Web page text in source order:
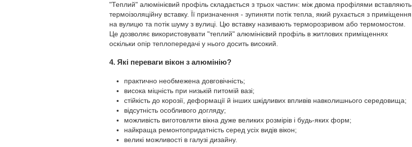
"Теплий" алюмінієвий профіль складається з трьох частин: між двома профілями вставляють
термоізоляційну вставку. Її призначення - зупиняти потік тепла, який рухається з приміщення
на вулицю та потік шуму з вулиці. Цю вставку називають терморозривом або термомостом.
Це дозволяє використовувати "теплий" алюмінієвий профіль в житлових приміщеннях
оскільки опір теплопередачі у нього досить високий.
4. Які переваги вікон з алюмінію?
практично необмежена довговічність;
висока міцність при низькій питомій вазі;
стійкість до корозії, деформації й інших шкідливих впливів навколишнього середовища;
відсутність особливого догляду;
можливість виготовляти вікна дуже великих розмірів і будь-яких форм;
найкраща ремонтопридатність серед усіх видів вікон;
великі можливості в галузі дизайну.